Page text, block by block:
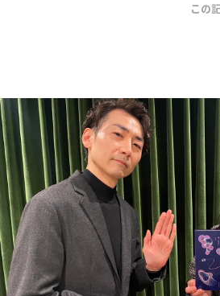
トピックス
TBS Podcast
お知らせ
イベント・グッズ
YouTube
会社情報
この